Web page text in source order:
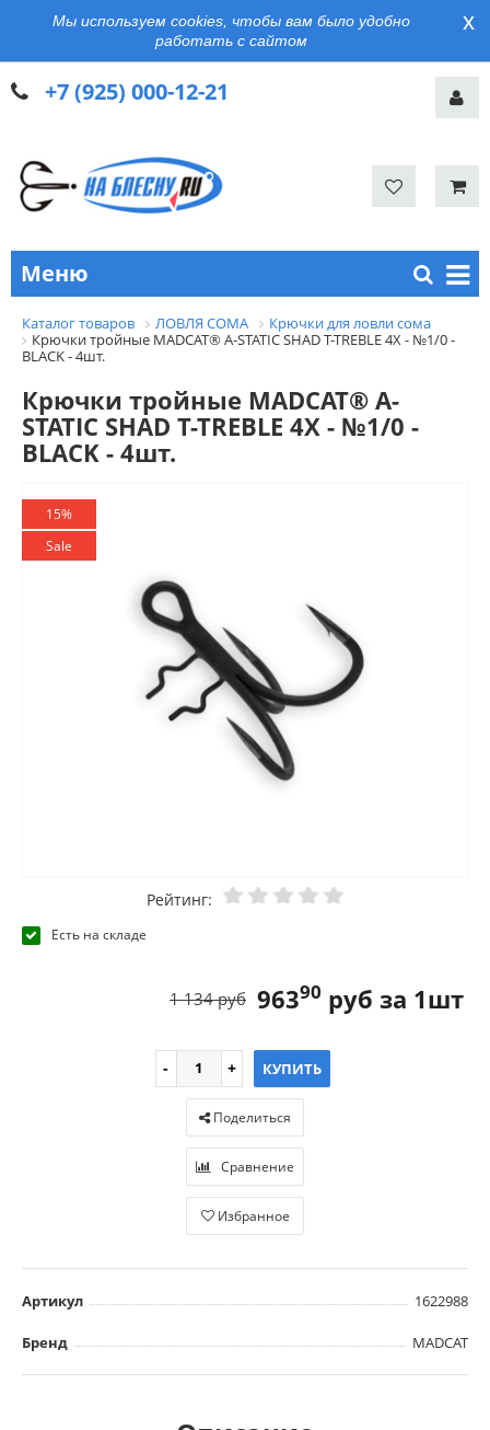
Мы используем cookies, чтобы вам было удобно
работать с сайтом
x
+7 (925) 000-12-21
Меню
Каталог товаров ЛОВЛЯ СОМА
Крючки для ловли сома
Крючки тройные MADCAT® A-STATIC SHAD T-TREBLE 4X - №1/0 -
BLACK - 4шт.
Крючки тройные MADCAT® A-
STATIC SHAD T-TREBLE 4X - №1/0 -
BLACK - 4шт.
15%
Sale
Рейтинг:
Есть на складе
96390 руб за 1шт
1 134 руб
КУПИТЬ
Поделиться
Сравнение
Избранное
Артикул 1622988
Бренд MADCAT